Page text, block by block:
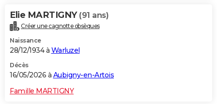
Elie MARTIGNY (91 ans)
Créer une cagnotte obsèques
Naissance
28/12/1934 à Warluzel
Décès
16/05/2026 à Aubigny-en-Artois
Famille MARTIGNY